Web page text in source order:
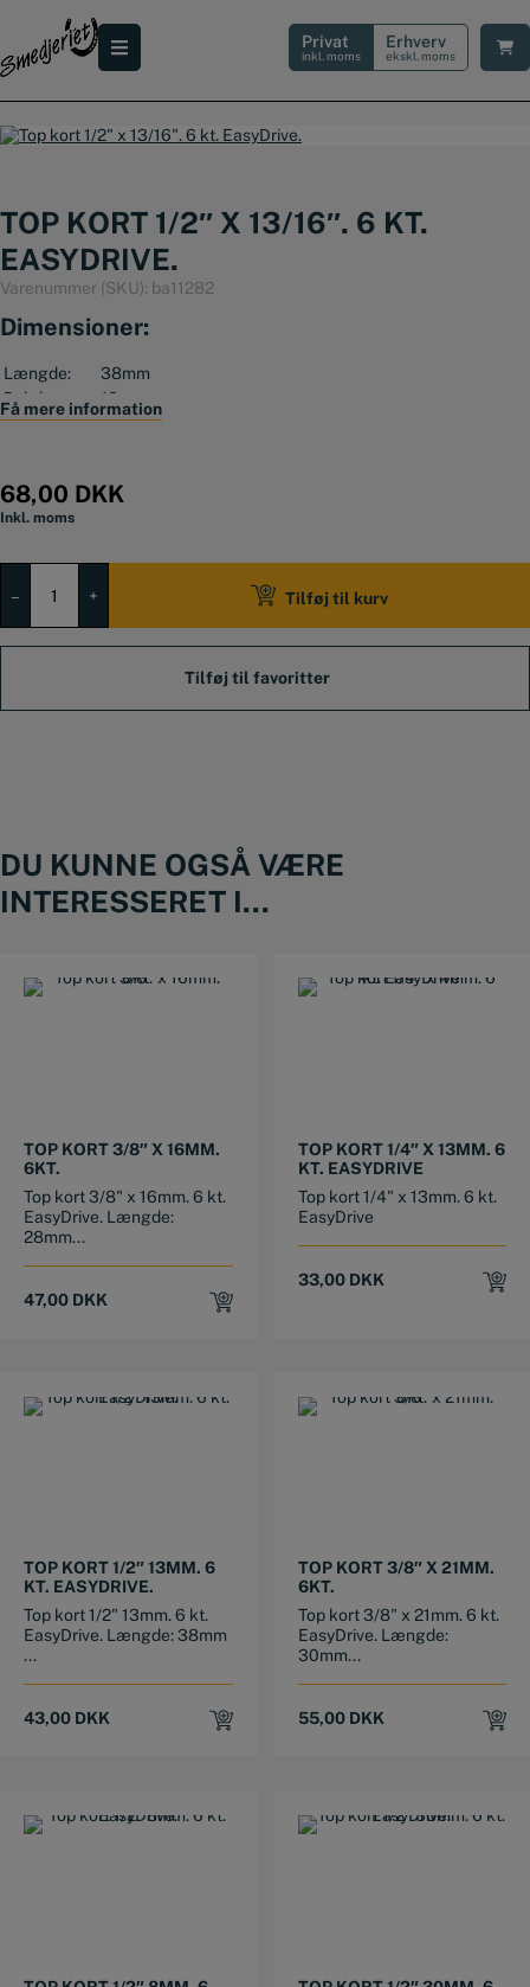
indholdet
Privat
inkl. moms
Erhverv
ekskl. moms
TOP KORT 1/2″ X 13/16″. 6 KT.
EASYDRIVE.
Varenummer (SKU): ba11282
Dimensioner:
Længde:
38mm
Dybde:
18mm
Dimaeter/Ø: 28mm
Få mere information
68,00 DKK
Inkl. moms
–
x
13/16".
EasyDrive.
+ Tilføj til kurv
DU KUNNE OGSÅ VÆRE
INTERESSERET I...
TOP KORT 3/8″ X 16MM.
6KT.
Top kort 3/8" x 16mm. 6 kt.
EasyDrive. Længde:
28mm...
47,00 DKK
TOP KORT 1/4″ X 13MM. 6
KT. EASYDRIVE
Top kort 1/4" x 13mm. 6 kt.
EasyDrive
33,00 DKK
TOP KORT 1/2″ 13MM. 6
KT. EASYDRIVE.
Top kort 1/2" 13mm. 6 kt.
EasyDrive. Længde: 38mm
...
43,00 DKK
TOP KORT 3/8″ X 21MM.
6KT.
Top kort 3/8" x 21mm. 6 kt.
EasyDrive. Længde:
30mm...
55,00 DKK